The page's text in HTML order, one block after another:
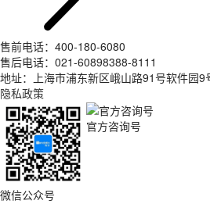
售前电话：400-180-6080
售后电话：021-60898388-8111
地址：上海市浦东新区峨山路91号软件园9
隐私政策
微信公众号
官方咨询号